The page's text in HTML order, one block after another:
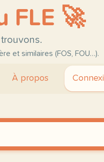
FLE 🚀
et similaires (FOS, FOU…).
À propos